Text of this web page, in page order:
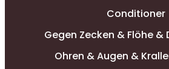
Conditioner
Gegen Zecken & Flöhe &
Ohren & Augen &